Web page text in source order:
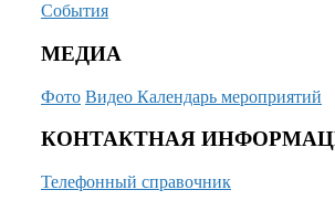
События
МЕДИА
Фото Видео Календарь мероприятий
КОНТАКТНАЯ
Телефонный справочник